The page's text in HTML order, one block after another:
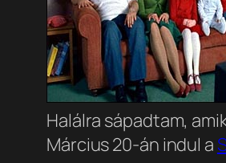
Halálra sápadtam,
Március 20-án indul a